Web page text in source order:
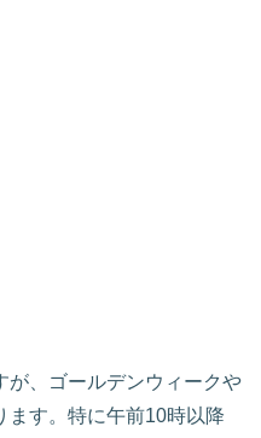
が、ゴールデンウィークや
ます。特に午前10時以降